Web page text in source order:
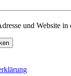
und Website in